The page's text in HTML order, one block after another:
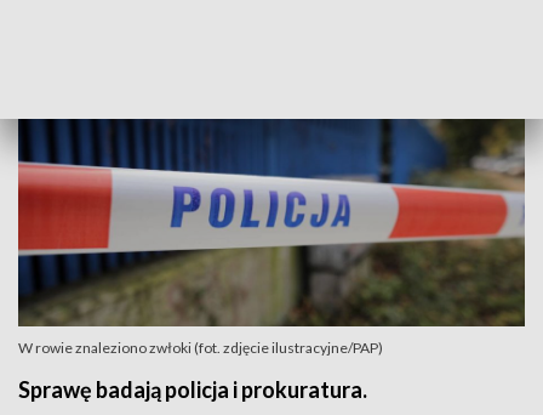
W rowie znaleziono zwłoki (fot. zdjęcie ilustracyjne/PAP)
Sprawę badają policja i prokuratura.